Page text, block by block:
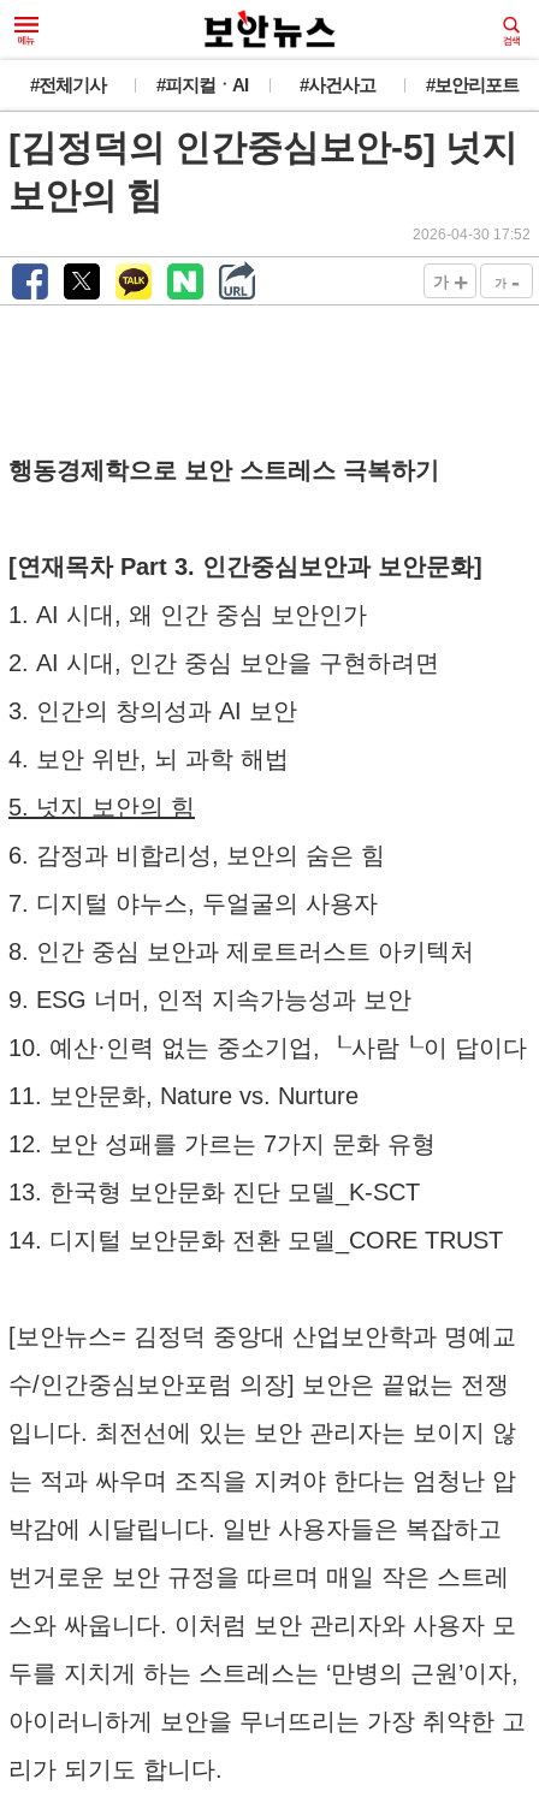
#전체기사 #피지컬ㆍAI #사건사고 #보안리포트
[김정덕의 인간중심보안-5] 넛지
보안의 힘
2026-04-30 17:52
가 + 가 -
행동경제학으로 보안 스트레스 극복하기
[연재목차 Part 3. 인간중심보안과 보안문화]
1. AI 시대, 왜 인간 중심 보안인가
2. AI 시대, 인간 중심 보안을 구현하려면
3. 인간의 창의성과 AI 보안
4. 보안 위반, 뇌 과학 해법
5. 넛지 보안의 힘
6. 감정과 비합리성, 보안의 숨은 힘
7. 디지털 야누스, 두얼굴의 사용자
8. 인간 중심 보안과 제로트러스트 아키텍처
9. ESG 너머, 인적 지속가능성과 보안
10. 예산·인력 없는 중소기업, ┖사람┖이 답이다
11. 보안문화, Nature vs. Nurture
12. 보안 성패를 가르는 7가지 문화 유형
13. 한국형 보안문화 진단 모델_K-SCT
14. 디지털 보안문화 전환 모델_CORE TRUST
[보안뉴스= 김정덕 중앙대 산업보안학과 명예교
수/인간중심보안포럼 의장] 보안은 끝없는 전쟁
입니다. 최전선에 있는 보안 관리자는 보이지 않
는 적과 싸우며 조직을 지켜야 한다는 엄청난 압
박감에 시달립니다. 일반 사용자들은 복잡하고
번거로운 보안 규정을 따르며 매일 작은 스트레
스와 싸웁니다. 이처럼 보안 관리자와 사용자 모
두를 지치게 하는 스트레스는 ‘만병의 근원’이자,
아이러니하게 보안을 무너뜨리는 가장 취약한 고
리가 되기도 합니다.